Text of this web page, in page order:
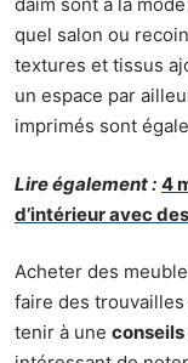
quel salon ou
textures et tissus
un espace par
imprimés sont
Lire également : 4
d’intérieur avec
Acheter des
faire des trouvailles
tenir à une conseils